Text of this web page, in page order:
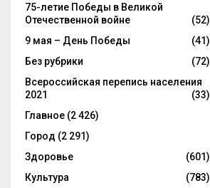
75-летие Победы в Великой
Отечественной войне
(52)
9 мая – День Победы
(41)
Без рубрики
(72)
Всероссийская перепись населения
2021
(33)
Главное (2 426)
Город (2 291)
Здоровье
(601)
Культура
(783)